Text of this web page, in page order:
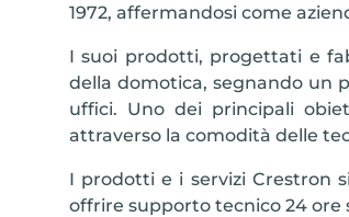
1972, affermandosi come
I suoi prodotti, progettati e
della domotica, segnando un
uffici. Uno dei principali
attraverso la comodità delle
I prodotti e i servizi Crestron
offrire supporto tecnico 24 ore